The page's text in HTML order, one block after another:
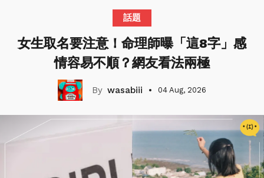
話題
女生取名要注意！命理師曝「這8字」感
情容易不順？網友看法兩極
wasabiii 04 Aug, 2026